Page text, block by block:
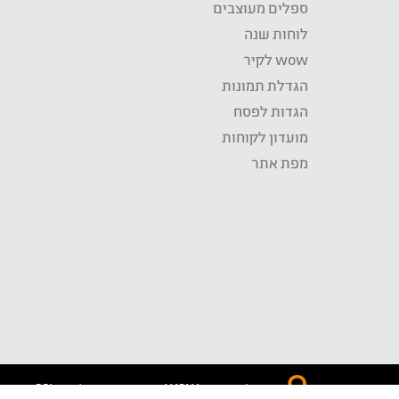
ספלים מעוצבים
לוחות שנה
wow לקיר
הגדלת תמונות
הגדות לפסח
מועדון לקוחות
מפת אתר
התשלום באתר WOW מאובטח בטכנולוגית SSL